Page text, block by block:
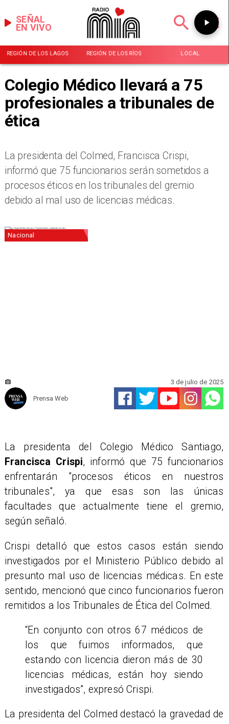
EN VIVO
SEÑAL
REGIÓN DE LOS LAGOS REGIÓN DE LOS RÍOS LOCAL
Colegio Médico llevará a 75
profesionales a tribunales de
ética
La presidenta del Colmed, Francisca Crispi,
informó que 75 funcionarios serán sometidos a
procesos éticos en los tribunales del gremio
debido al mal uso de licencias médicas.
Nacional
Prensa Web
3 de julio de 2025
La presidenta del Colegio Médico Santiago,
Francisca Crispi, informó que 75 funcionarios
enfrentarán "procesos éticos en nuestros
tribunales", ya que esas son las únicas
facultades que actualmente tiene el gremio,
según señaló.
Crispi detalló que estos casos están siendo
investigados por el Ministerio Público debido al
presunto mal uso de licencias médicas. En este
sentido, mencionó que cinco funcionarios fueron
remitidos a los Tribunales de Ética del Colmed.
“En conjunto con otros 67 médicos de
los que fuimos informados, que
estando con licencia dieron más de 30
licencias médicas, están hoy siendo
investigados”, expresó Crispi.
La presidenta del Colmed destacó la gravedad de